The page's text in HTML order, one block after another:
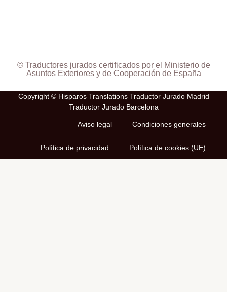
© Traductores jurados certificados por el Ministerio de
Asuntos Exteriores y de Cooperación de España
Copyright © Hisparos Translations Traductor Jurado Madrid
Traductor Jurado Barcelona
Aviso legal Condiciones generales
Política de privacidad Política de cookies (UE)